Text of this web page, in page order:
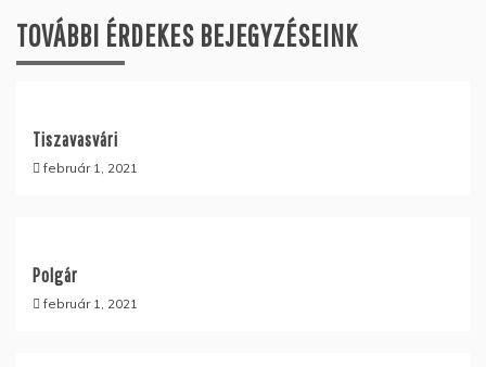
TOVÁBBI ÉRDEKES BEJEGYZÉSEINK
Tiszavasvári
február 1, 2021
Polgár
február 1, 2021